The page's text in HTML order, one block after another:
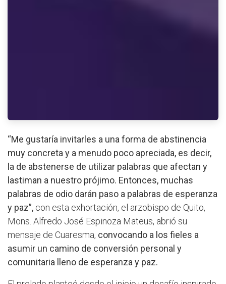
“Me gustaría invitarles a una forma de abstinencia
muy concreta y a menudo poco apreciada, es decir,
la de abstenerse de utilizar palabras que afectan y
lastiman a nuestro prójimo. Entonces, muchas
palabras de odio darán paso a palabras de esperanza
y paz”, con esta exhortación, el arzobispo de Quito,
Mons. Alfredo José Espinoza Mateus, abrió su
mensaje de Cuaresma, convocando a los fieles a
asumir un camino de conversión personal y
comunitaria lleno de esperanza y paz.